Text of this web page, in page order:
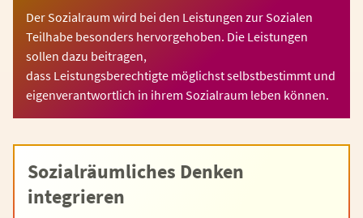
Der Sozialraum wird bei den Leistungen zur Sozialen
Teilhabe besonders hervorgehoben. Die Leistungen
sollen dazu beitragen,
dass Leistungsberechtigte möglichst selbstbestimmt und
eigenverantwortlich in ihrem Sozialraum leben können.
Sozialräumliches Denken
integrieren